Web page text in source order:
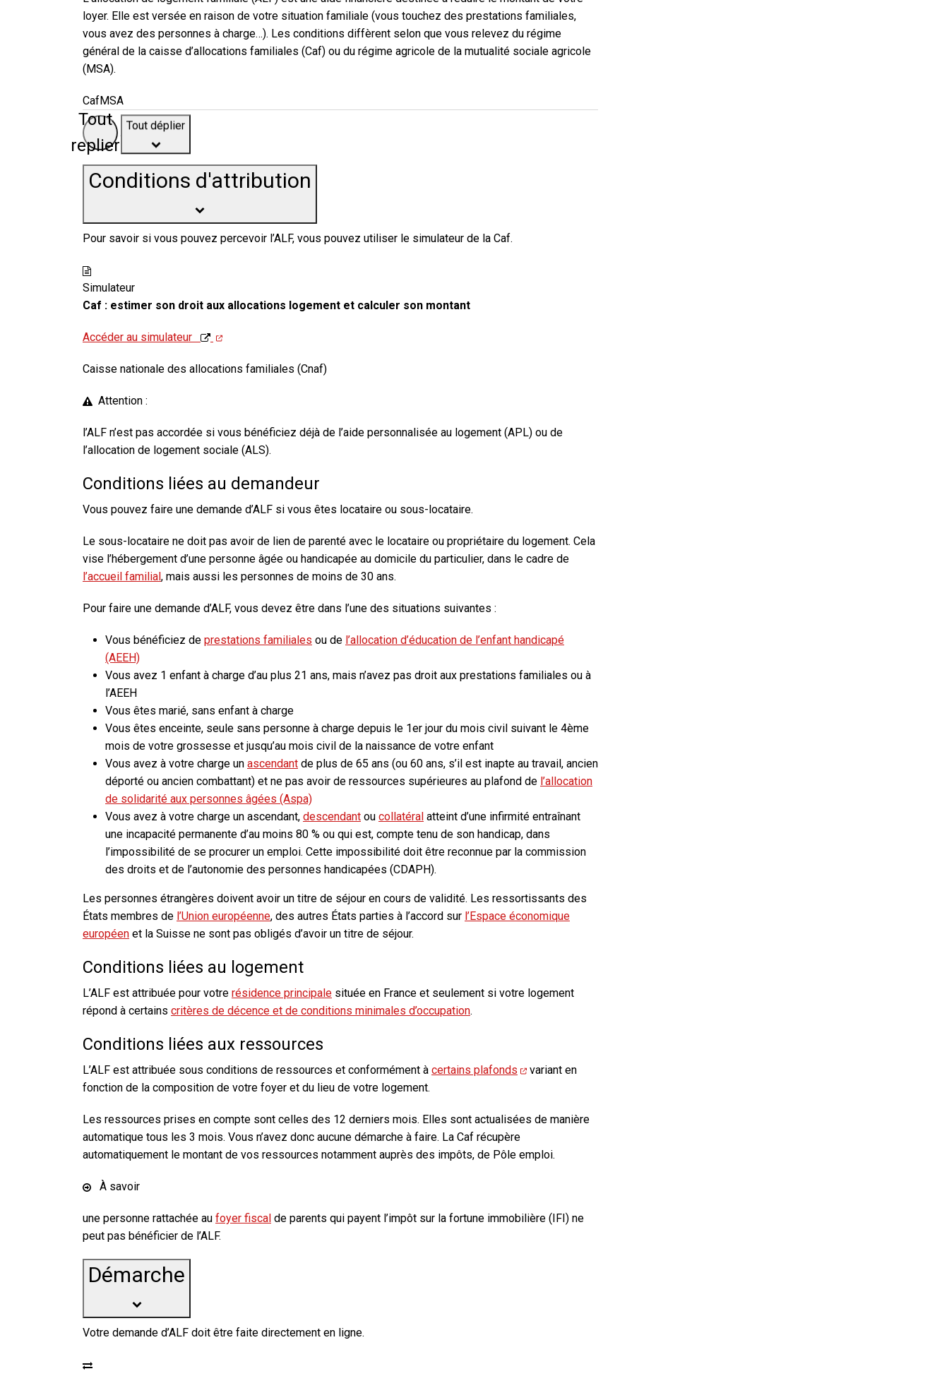
loyer. Elle est versée en raison de votre situation familiale (vous touchez des prestations familiales,
vous avez des personnes à charge…). Les conditions diffèrent selon que vous relevez du régime
général de la caisse d’allocations familiales (Caf) ou du régime agricole de la mutualité sociale agricole
(MSA).
CafMSA
Tout
replier
Tout déplier
Conditions d'attribution
Pour savoir si vous pouvez percevoir l’ALF, vous pouvez utiliser le simulateur de la Caf.
Simulateur
Caf : estimer son droit aux allocations logement et calculer son montant
Accéder au simulateur
Caisse nationale des allocations familiales (Cnaf)
Attention :
l’ALF n’est pas accordée si vous bénéficiez déjà de l’aide personnalisée au logement (APL) ou de
l’allocation de logement sociale (ALS).
Conditions liées au demandeur
Vous pouvez faire une demande d’ALF si vous êtes locataire ou sous-locataire.
Le sous-locataire ne doit pas avoir de lien de parenté avec le locataire ou propriétaire du logement. Cela
vise l’hébergement d’une personne âgée ou handicapée au domicile du particulier, dans le cadre de
l’accueil familial, mais aussi les personnes de moins de 30 ans.
Pour faire une demande d’ALF, vous devez être dans l’une des situations suivantes :
Vous bénéficiez de prestations familiales ou de l’allocation d’éducation de l’enfant handicapé
(AEEH)
Vous avez 1 enfant à charge d’au plus 21 ans, mais n’avez pas droit aux prestations familiales ou à
l’AEEH
Vous êtes marié, sans enfant à charge
Vous êtes enceinte, seule sans personne à charge depuis le 1er jour du mois civil suivant le 4ème
mois de votre grossesse et jusqu’au mois civil de la naissance de votre enfant
Vous avez à votre charge un ascendant de plus de 65 ans (ou 60 ans, s’il est inapte au travail, ancien
déporté ou ancien combattant) et ne pas avoir de ressources supérieures au plafond de l’allocation
de solidarité aux personnes âgées (Aspa)
Vous avez à votre charge un ascendant, descendant ou collatéral atteint d’une infirmité entraînant
une incapacité permanente d’au moins 80 % ou qui est, compte tenu de son handicap, dans
l’impossibilité de se procurer un emploi. Cette impossibilité doit être reconnue par la commission
des droits et de l’autonomie des personnes handicapées (CDAPH).
Les personnes étrangères doivent avoir un titre de séjour en cours de validité. Les ressortissants des
États membres de l’Union européenne, des autres États parties à l’accord sur l’Espace économique
européen et la Suisse ne sont pas obligés d’avoir un titre de séjour.
Conditions liées au logement
L’ALF est attribuée pour votre résidence principale située en France et seulement si votre logement
répond à certains critères de décence et de conditions minimales d’occupation.
Conditions liées aux ressources
L’ALF est attribuée sous conditions de ressources et conformément à certains plafonds
variant en
fonction de la composition de votre foyer et du lieu de votre logement.
Les ressources prises en compte sont celles des 12 derniers mois. Elles sont actualisées de manière
automatique tous les 3 mois. Vous n’avez donc aucune démarche à faire. La Caf récupère
automatiquement le montant de vos ressources notamment auprès des impôts, de Pôle emploi.
À savoir
une personne rattachée au foyer fiscal de parents qui payent l’impôt sur la fortune immobilière (IFI) ne
peut pas bénéficier de l’ALF.
Démarche
Votre demande d’ALF doit être faite directement en ligne.